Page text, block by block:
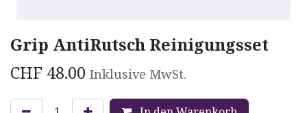
Grip AntiRutsch Reinigungsset
CHF 48.00 Inklusive MwSt.